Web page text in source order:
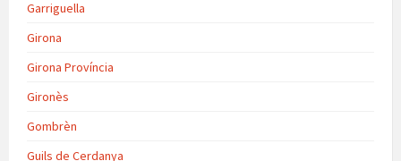
Garriguella
Girona
Girona Província
Gironès
Gombrèn
Guils de Cerdanya